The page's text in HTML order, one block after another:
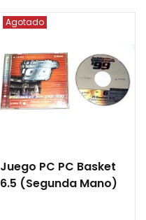
Agotado
Juego PC PC Basket
6.5 (segunda Mano)